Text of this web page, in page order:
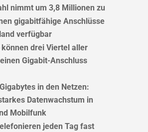
nimmt um 3,8 Millionen zu
gigabitfähige Anschlüsse
verfügbar
können drei Viertel aller
Gigabit-Anschluss
in den Netzen:
Datenwachstum in
Mobilfunk
jeden Tag fast